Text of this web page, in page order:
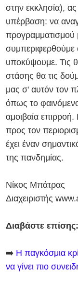
στην εκκλησία),
υπέρβαση: να
προγραμματισμού
συμπεριφερθούμε
υποκύψουμε. Τις
στάσης θα τις
μας σ' αυτόν τον
όπως το
αμοιβαία επιρροή.
προς τον
έχει έναν
της πανδημίας.
Νίκος Μπάτρας
Διαχειριστής
Διαβάστε επίσης:
➡️ Η παγκόσμια
να γίνει πιο